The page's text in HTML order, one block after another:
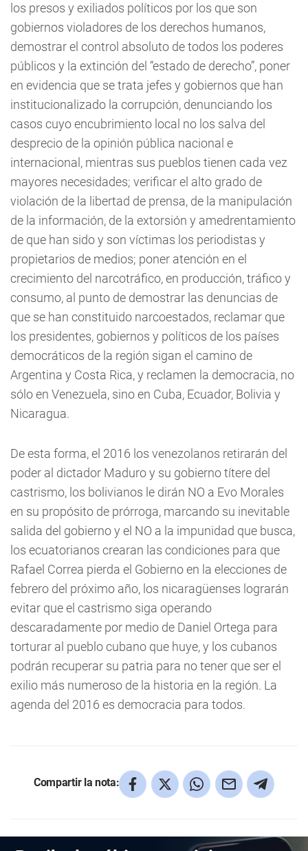
los presos y exiliados políticos por los que son
gobiernos violadores de los derechos humanos,
demostrar el control absoluto de todos los poderes
públicos y la extinción del “estado de derecho”, poner
en evidencia que se trata jefes y gobiernos que han
institucionalizado la corrupción, denunciando los
casos cuyo encubrimiento local no los salva del
desprecio de la opinión pública nacional e
internacional, mientras sus pueblos tienen cada vez
mayores necesidades; verificar el alto grado de
violación de la libertad de prensa, de la manipulación
de la información, de la extorsión y amedrentamiento
de que han sido y son víctimas los periodistas y
propietarios de medios; poner atención en el
crecimiento del narcotráfico, en producción, tráfico y
consumo, al punto de demostrar las denuncias de
que se han constituido narcoestados, reclamar que
los presidentes, gobiernos y políticos de los países
democráticos de la región sigan el camino de
Argentina y Costa Rica, y reclamen la democracia, no
sólo en Venezuela, sino en Cuba, Ecuador, Bolivia y
Nicaragua.
De esta forma, el 2016 los venezolanos retirarán del
poder al dictador Maduro y su gobierno títere del
castrismo, los bolivianos le dirán NO a Evo Morales
en su propósito de prórroga, marcando su inevitable
salida del gobierno y el NO a la impunidad que busca,
los ecuatorianos crearan las condiciones para que
Rafael Correa pierda el Gobierno en la elecciones de
febrero del próximo año, los nicaragüenses lograrán
evitar que el castrismo siga operando
descaradamente por medio de Daniel Ortega para
torturar al pueblo cubano que huye, y los cubanos
podrán recuperar su patria para no tener que ser el
exilio más numeroso de la historia en la región. La
agenda del 2016 es democracia para todos.
Compartir la nota: